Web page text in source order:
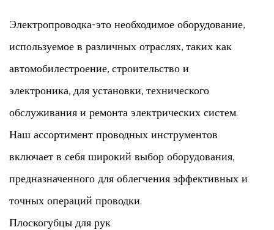
Электропроводка-это необходимое оборудование,
используемое в различных отраслях, таких как
автомобилестроение, строительство и
электроника, для установки, технического
обслуживания и ремонта электрических систем.
Наш ассортимент проводных инструментов
включает в себя широкий выбор оборудования,
предназначенного для облегчения эффективных и
точных операций проводки.
Плоскогубцы для рук